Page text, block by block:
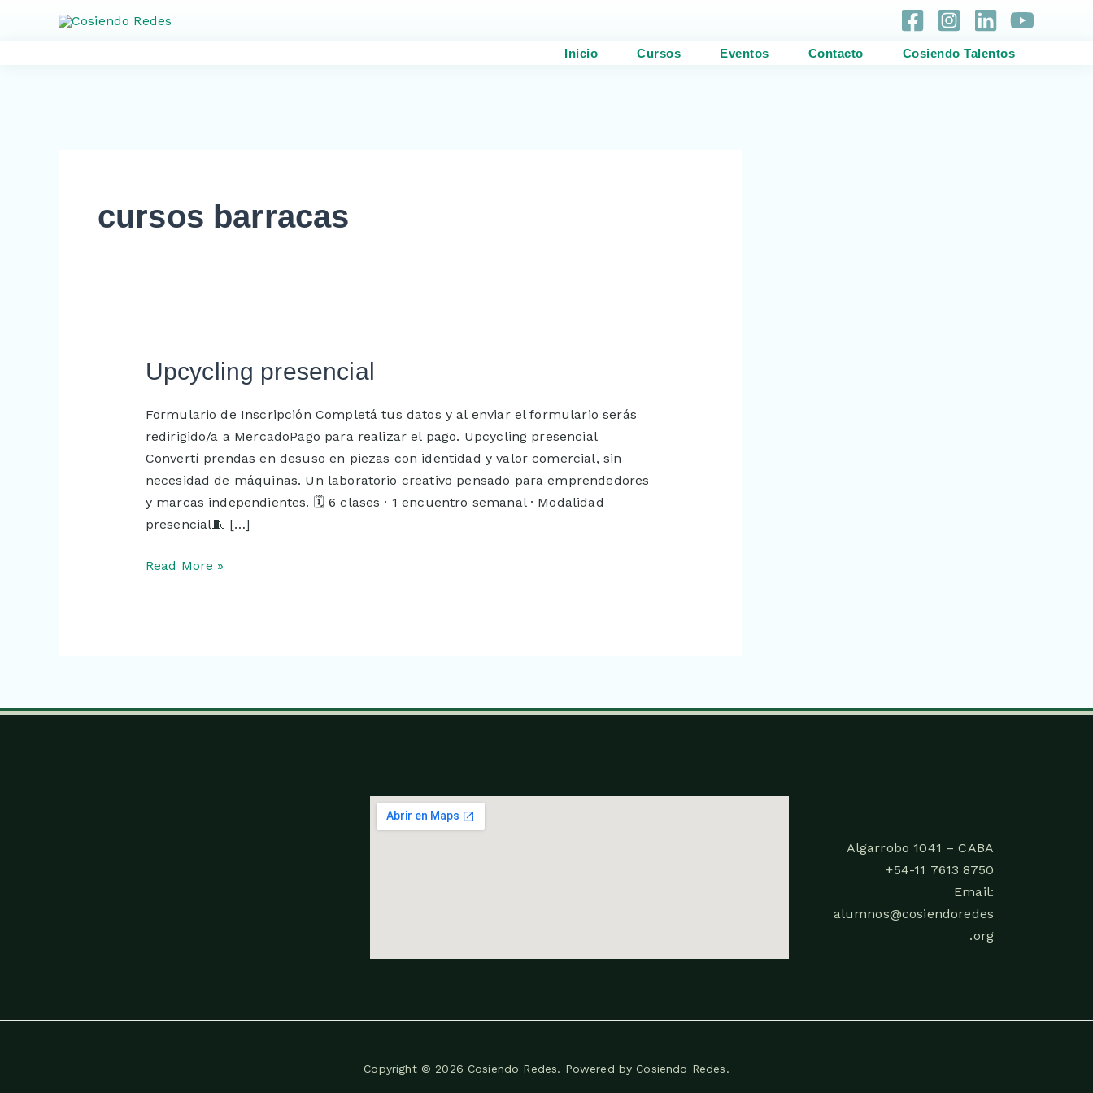
Inicio Cursos Eventos Contacto Cosiendo Talentos
cursos barracas
Upcycling presencial
Formulario de Inscripción Completá tus datos y al enviar el formulario serás
redirigido/a a MercadoPago para realizar el pago. Upcycling presencial
Convertí prendas en desuso en piezas con identidad y valor comercial, sin
necesidad de máquinas. Un laboratorio creativo pensado para emprendedores
y marcas independientes. 🗓️ 6 clases · 1 encuentro semanal · Modalidad
presencial🧵 […]
Upcycling
presencial
Read More »
Algarrobo 1041 – CABA
+54-11 7613 8750
Email:
alumnos@cosiendoredes
.org
Copyright © 2026 Cosiendo Redes. Powered by Cosiendo Redes.